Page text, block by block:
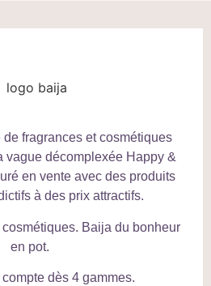
de fragrances et cosmétiques
vague décomplexée Happy &
en vente avec des produits
à des prix attractifs.
Baija du bonheur
en pot.
dès 4 gammes.